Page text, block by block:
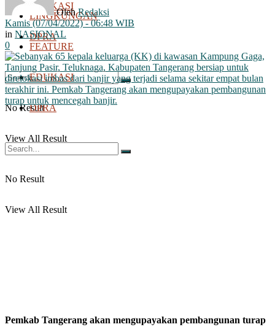
EDUKASI
DPRA
No Result
View All Result
LINGKUNGAN
FEATURE
EDUKASI
DPRA
No Result
View All Result
Oleh Redaksi
Kamis (07/04/2022) - 06:48 WIB
in NASIONAL
0
Pemkab Tangerang akan mengupayakan pembangunan turap